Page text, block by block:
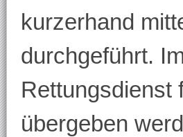
kurzerhand
durchgeführt.
Rettungsdienst
übergeben